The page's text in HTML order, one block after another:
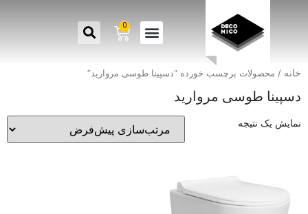
0
خانه / محصولات برچسب خورده “دسپینا طوسی مروارید”
دسپینا طوسی مروارید
نمایش یک نتیجه